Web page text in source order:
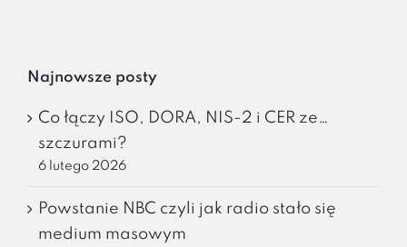
Najnowsze posty
Co łączy ISO, DORA, NIS-2 i CER ze…
szczurami?
6 lutego 2026
Powstanie NBC czyli jak radio stało się
medium masowym